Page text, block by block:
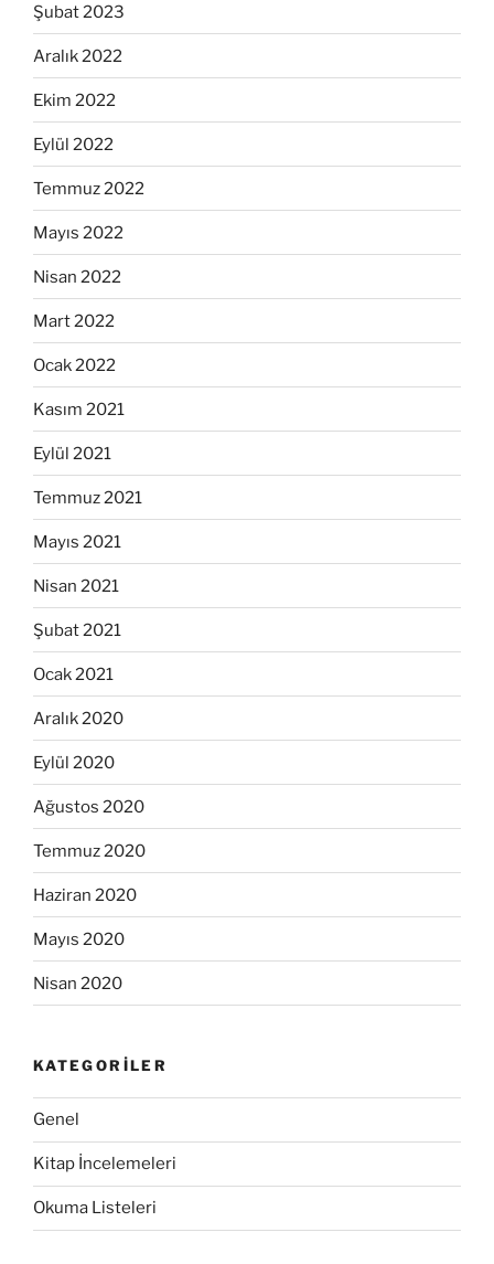
Şubat 2023
Aralık 2022
Ekim 2022
Eylül 2022
Temmuz 2022
Mayıs 2022
Nisan 2022
Mart 2022
Ocak 2022
Kasım 2021
Eylül 2021
Temmuz 2021
Mayıs 2021
Nisan 2021
Şubat 2021
Ocak 2021
Aralık 2020
Eylül 2020
Ağustos 2020
Temmuz 2020
Haziran 2020
Mayıs 2020
Nisan 2020
KATEGORILER
Genel
Kitap İncelemeleri
Okuma Listeleri